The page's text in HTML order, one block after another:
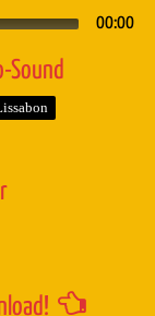
00:00
Sound